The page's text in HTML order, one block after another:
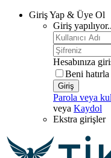
Giriş Yap & Üye Ol
Giriş
Hesabınıza
Beni hatırla
Giriş
Parola veya
veya Kaydol
Ekstra girişler